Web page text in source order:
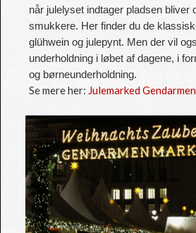
når julelyset indtager pladsen bliver
smukkere. Her finder du de
glühwein og julepynt. Men der vil
underholdning i løbet af dagene, i
og børneunderholdning.
Se mere her: Julemarked